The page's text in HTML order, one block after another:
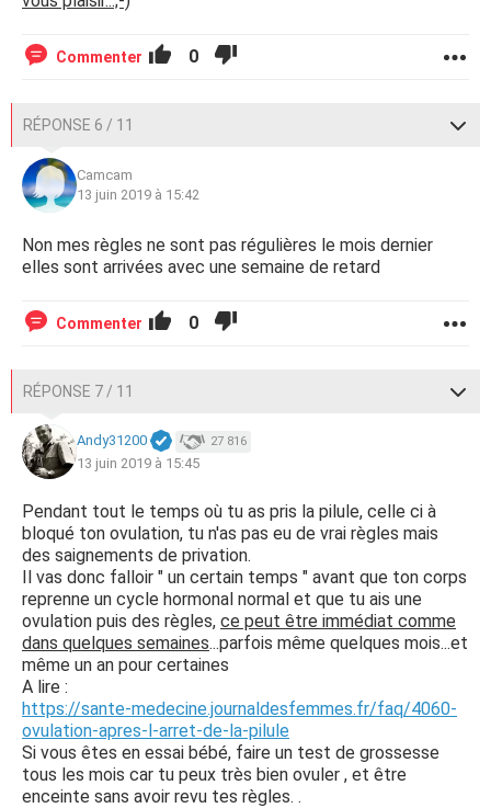
Commenter 0
RÉPONSE 6 / 11
Camcam
13 juin 2019 à 15:42
Non mes règles ne sont pas régulières le mois dernier
elles sont arrivées avec une semaine de retard
Commenter 0
RÉPONSE 7 / 11
Andy31200 27 816
13 juin 2019 à 15:45
Pendant tout le temps où tu as pris la pilule, celle ci à
bloqué ton ovulation, tu n'as pas eu de vrai règles mais
des saignements de privation.
Il vas donc falloir " un certain temps " avant que ton corps
reprenne un cycle hormonal normal et que tu ais une
ovulation puis des règles, ce peut être immédiat comme
dans quelques semaines...parfois même quelques mois...et
même un an pour certaines
A lire :
https://sante-medecine.journaldesfemmes.fr/faq/4060-
ovulation-apres-l-arret-de-la-pilule
Si vous êtes en essai bébé, faire un test de grossesse
tous les mois car tu peux très bien ovuler , et être
enceinte sans avoir revu tes règles. .